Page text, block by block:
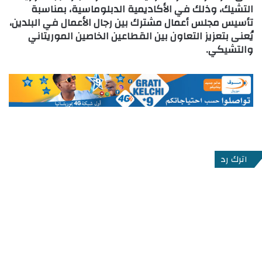
التشيك، وذلك في الأكاديمية الدبلوماسية، بمناسبة
تأسيس مجلس أعمال مشترك بين رجال الأعمال في البلدين،
يُعنى بتعزيز التعاون بين القطاعين الخاصين الموريتاني
والتشيكي.
اترك رد